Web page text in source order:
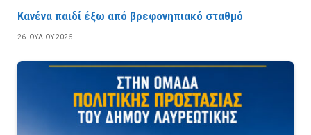
Κανένα παιδί έξω από βρεφονηπιακό σταθμό
26 ΙΟΥΛΊΟΥ 2026